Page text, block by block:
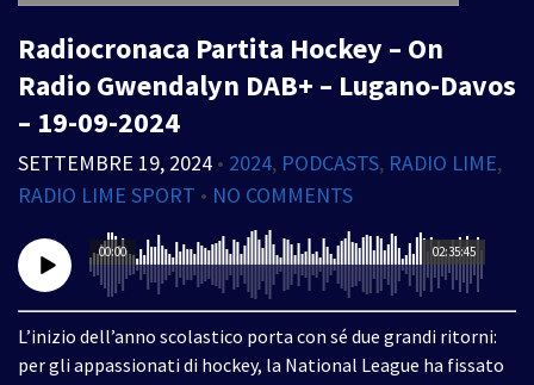
Radiocronaca Partita Hockey – On
Radio Gwendalyn DAB+ – Lugano-Davos
– 19-09-2024
SETTEMBRE 19, 2024 • 2024, PODCASTS, RADIO LIME,
RADIO LIME SPORT • NO COMMENTS
02:35:45
00:00
L’inizio dell’anno scolastico porta con sé due grandi ritorni:
per gli appassionati di hockey, la National League ha fissato